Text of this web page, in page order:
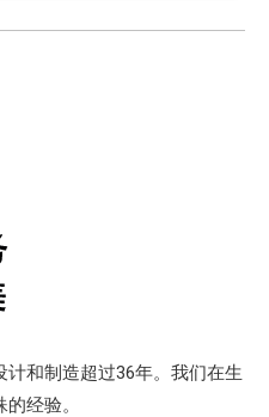
和制造超过36年。我们在生
经验。